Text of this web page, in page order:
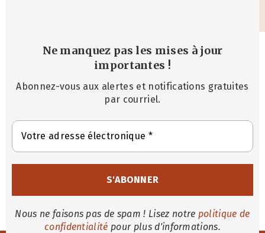
Ne manquez pas les mises à jour
importantes !
Abonnez-vous aux alertes et notifications gratuites
par courriel.
Nous ne faisons pas de spam ! Lisez notre politique de
confidentialité pour plus d'informations.